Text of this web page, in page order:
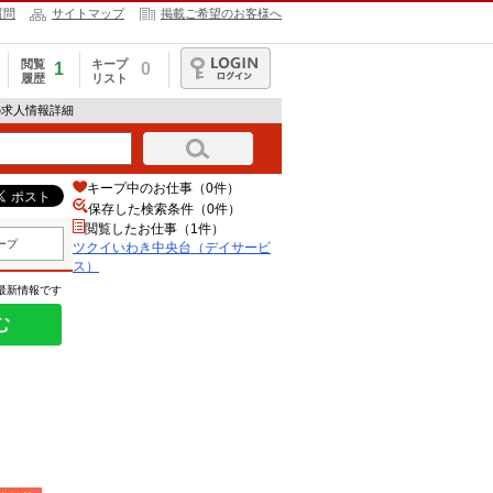
問 サイトマップ 掲載ご希望のお客様へ
閲覧
履歴
1
キープ
リスト
0
ログイン
人情報詳細
プ
新情報です
キープ中のお仕事（0件）
保存した検索条件（0件）
閲覧したお仕事（1件）
ツクイいわき中央台（デイサービ
ス）